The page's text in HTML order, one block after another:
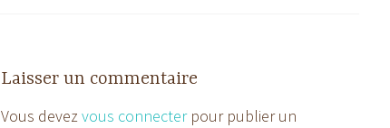
Laisser un commentaire
Vous devezvous connecterpour publier un